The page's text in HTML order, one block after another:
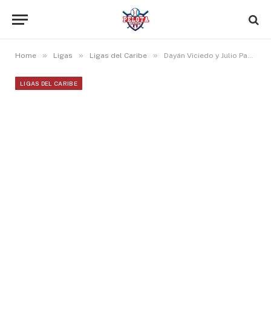
Home » Ligas » Ligas del Caribe » Dayán Viciedo y Julio Pablo Martínez jonronean en la Liga Mexicana
LIGAS DEL CARIBE